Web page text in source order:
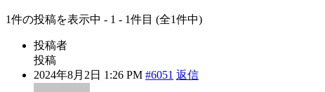
1件の投稿を表示中 - 1 - 1件目 (全1件中)
投稿者
投稿
2024年8月2日 1:26 PM #6051 返信